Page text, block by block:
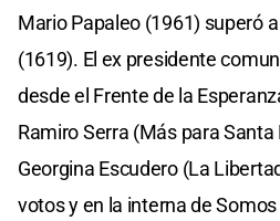
Mario Papaleo (1961) superó
(1619). El ex presidente
desde el Frente de la
Ramiro Serra (Más para
Georgina Escudero (La
votos y en la interna de